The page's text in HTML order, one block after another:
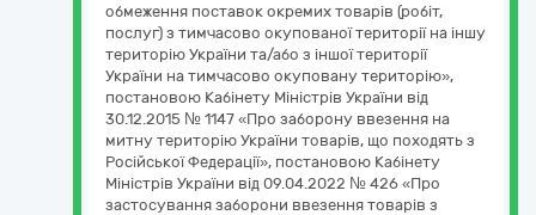
обмеження поставок окремих товарів (робіт,
послуг) з тимчасово окупованої території на іншу
територію України та/або з іншої території
України на тимчасово окуповану територію»,
постановою Кабінету Міністрів України від
30.12.2015 № 1147 «Про заборону ввезення на
митну територію України товарів, що походять з
Російської Федерації», постановою Кабінету
Міністрів України від 09.04.2022 № 426 «Про
застосування заборони ввезення товарів з